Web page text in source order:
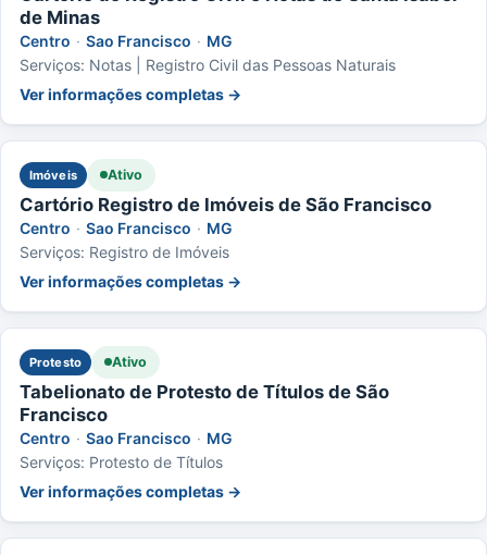
de Minas
Centro · Sao Francisco · MG
Serviços: Notas | Registro Civil das Pessoas Naturais
Ver informações completas →
Imóveis Ativo
Cartório Registro de Imóveis de São Francisco
Centro · Sao Francisco · MG
Serviços: Registro de Imóveis
Ver informações completas →
Protesto Ativo
Tabelionato de Protesto de Títulos de São
Francisco
Centro · Sao Francisco · MG
Serviços: Protesto de Títulos
Ver informações completas →